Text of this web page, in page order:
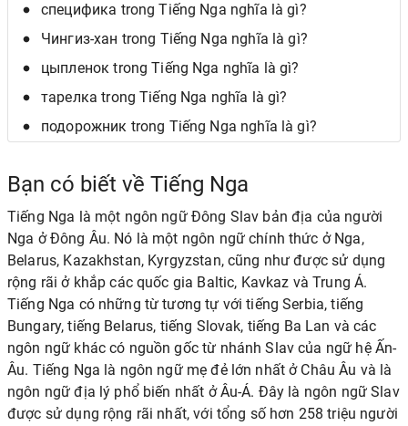
специфика trong Tiếng Nga nghĩa là gì?
Чингиз-хан trong Tiếng Nga nghĩa là gì?
цыпленок trong Tiếng Nga nghĩa là gì?
тарелка trong Tiếng Nga nghĩa là gì?
подорожник trong Tiếng Nga nghĩa là gì?
Bạn có biết về Tiếng Nga
Tiếng Nga là một ngôn ngữ Đông Slav bản địa của người
Nga ở Đông Âu. Nó là một ngôn ngữ chính thức ở Nga,
Belarus, Kazakhstan, Kyrgyzstan, cũng như được sử dụng
rộng rãi ở khắp các quốc gia Baltic, Kavkaz và Trung Á.
Tiếng Nga có những từ tương tự với tiếng Serbia, tiếng
Bungary, tiếng Belarus, tiếng Slovak, tiếng Ba Lan và các
ngôn ngữ khác có nguồn gốc từ nhánh Slav của ngữ hệ Ấn-
Âu. Tiếng Nga là ngôn ngữ mẹ đẻ lớn nhất ở Châu Âu và là
ngôn ngữ địa lý phổ biến nhất ở Âu-Á. Đây là ngôn ngữ Slav
được sử dụng rộng rãi nhất, với tổng số hơn 258 triệu người